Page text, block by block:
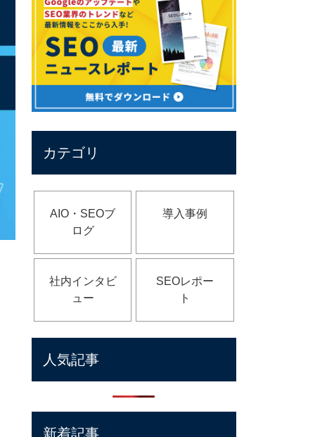
カテゴリ
AIO・SEOブ
ログ
導入事例
社内インタビ
ュー
SEOレポー
ト
人気記事